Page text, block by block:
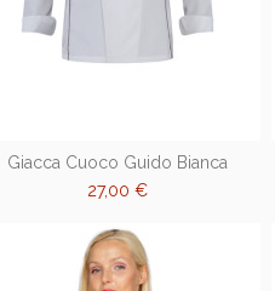
Giacca Cuoco Guido Bianca
27,00 €